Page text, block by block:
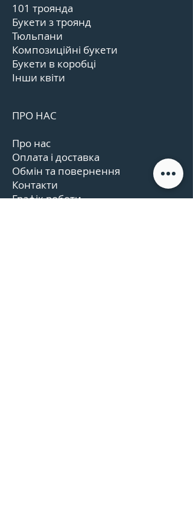
101 троянда
Букети з троянд
Тюльпани
Композиційні букети
Букети в коробці
Інши квіти
ПРО НАС
Про нас
Оплата і доставка
Обмін та повернення
Контакти
Графік роботи